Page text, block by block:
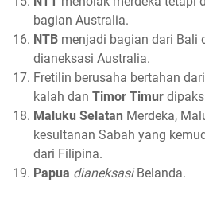
bagian Australia.
NTB menjadi bagian dari Bali
dianeksasi Australia.
Fretilin berusaha bertahan
kalah dan Timor Timur
Maluku Selatan Merdeka,
kesultanan Sabah yang
dari Filipina.
Papua dianeksasiBelanda.